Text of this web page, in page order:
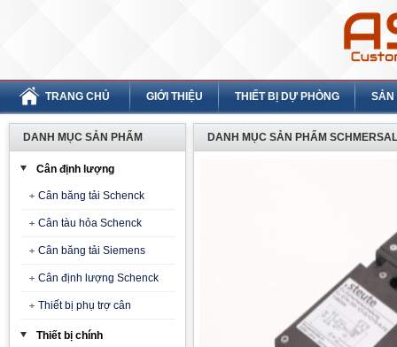
TRANG CHỦ GIỚI THIỆU THIẾT BỊ DỰ PHÒNG SẢN
DANH MỤC SẢN PHẨM
Cân định lượng
Cân băng tải Schenck
Cân tàu hỏa Schenck
Cân băng tải Siemens
Cân định lượng Schenck
Thiết bị phụ trợ cân
Thiết bị chính
DANH MỤC SẢN PHẨM